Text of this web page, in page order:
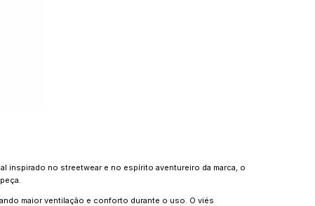
inspirado no streetwear e no espírito aventureiro da marca, o
maior ventilação e conforto durante o uso. O viés